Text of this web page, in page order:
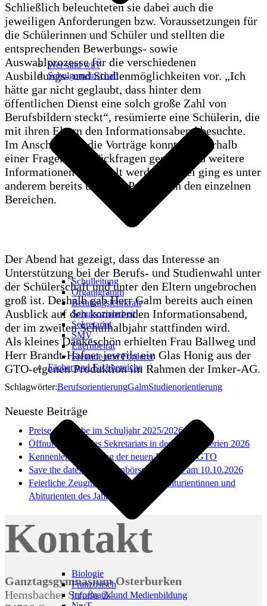
Wer sind wir?
Schulgemeinschaft
Schulleitung
Organigramm
Beratungslehrkraft
Schulsozialarbeit
Sekretariat
SMV
Elternbeirat
Freunde und Förderer
Fächer und Fachbereiche
Biologie
Französisch
Informatik und Medienbildung
Schließlich beleuchteten sie dabei auch die
jeweiligen Anforderungen bzw. Voraussetzungen für
die Schülerinnen und Schüler und stellten die
entsprechenden Bewerbungs- sowie
Auswahlprozesse für die verschiedenen
Ausbildungs- und Studienmöglichkeiten vor. „Ich
hätte gar nicht geglaubt, dass hinter dem
öffentlichen Dienst eine solch große Zahl von
Berufsbildern steckt“, resümierte eine Schülerin, die
mit ihren Eltern den Informationsabend besuchte.
Im Anschluss an die Vorträge konnten innerhalb
einer Fragerunde Rückfragen gestellt und weitere
Informationen eingeholt werden. Dabei ging es unter
anderem bereits um evtl. Praktika in den einzelnen
Bereichen.
Der Abend hat gezeigt, dass das Interesse an
Unterstützung bei der Berufs- und Studienwahl unter
der Schülerschaft und unter den Eltern ungebrochen
groß ist. Deshalb gab Herr Galm bereits auch einen
Ausblick auf den kommenden Informationsabend,
der im zweiten Schulhalbjahr stattfinden wird.
Als kleines Dankeschön erhielten Frau Ballweg und
Herr Brandt-Hafner jeweils ein Glas Honig aus der
GTO-eigenen Produktion im Rahmen der Imker-AG.
Schlagwörter:BerufsorientierungGalmStudienorientierung
Neueste Beiträge
Preise und Lobe im Schuljahr 2025/2026
Öffnungszeiten des Sekretariats in den Sommerferien 2026
Kennenlernnachmittag der neuen Fünfer am GTO
Save the date: Lehrstellenbörse des NOK am 10.10.2026
Feierliche Zeugnisübergabe an die Abiturientinnen und
Abiturienten des Jahrgangs 2026
Kontakt
Ganztagsgymnasium Osterburken
Hemsbacher Straße 24